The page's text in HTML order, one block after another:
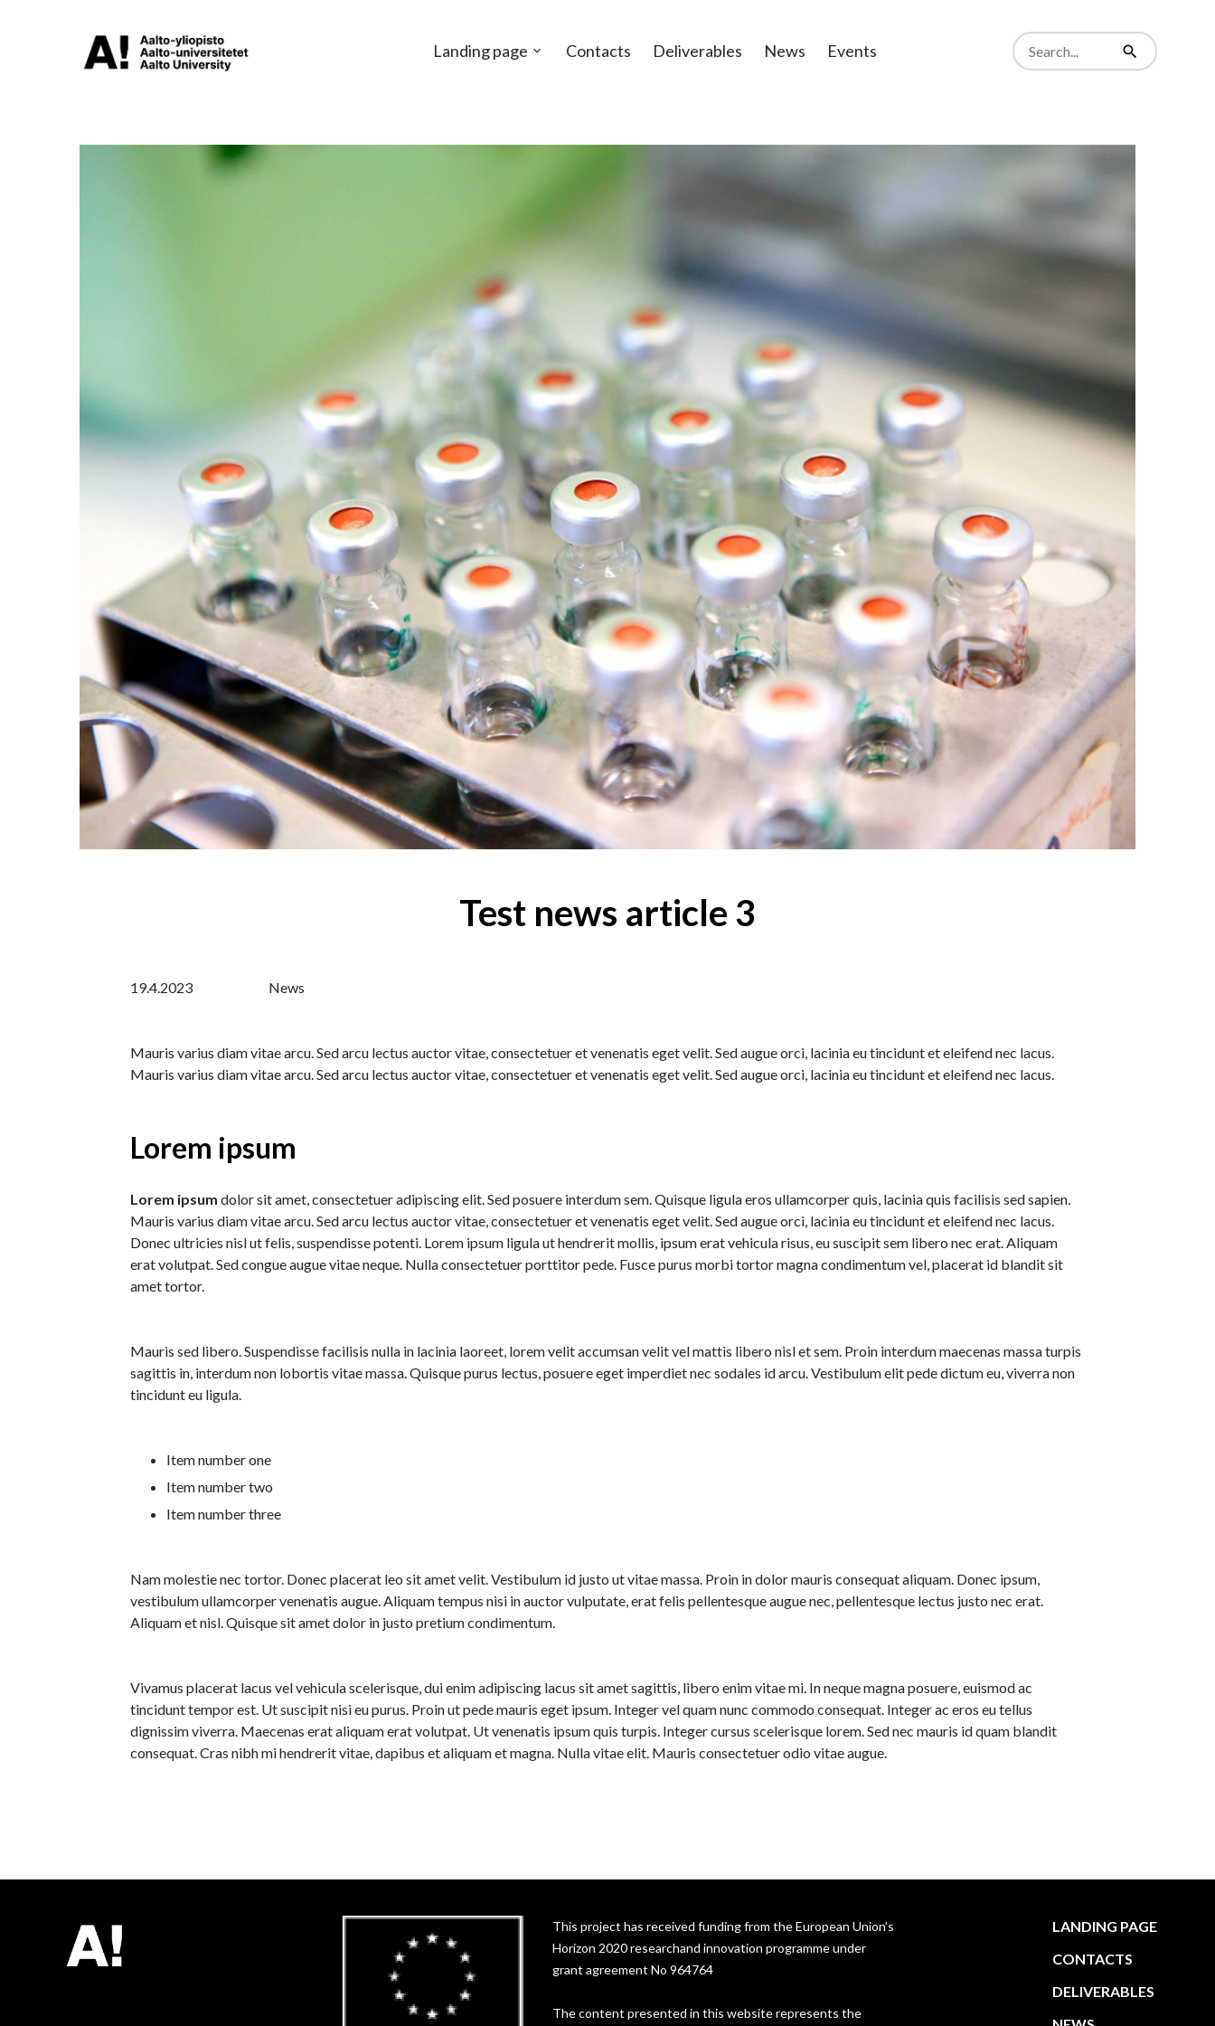
Landing page Contacts Deliverables News Events
Search
from
Search
Test news article 3
19.4.2023 News
Mauris varius diam vitae arcu. Sed arcu lectus auctor vitae, consectetuer et venenatis eget velit. Sed augue orci, lacinia eu tincidunt et eleifend nec lacus.
Mauris varius diam vitae arcu. Sed arcu lectus auctor vitae, consectetuer et venenatis eget velit. Sed augue orci, lacinia eu tincidunt et eleifend nec lacus.
Lorem ipsum
Lorem ipsum dolor sit amet, consectetuer adipiscing elit. Sed posuere interdum sem. Quisque ligula eros ullamcorper quis, lacinia quis facilisis sed sapien.
Mauris varius diam vitae arcu. Sed arcu lectus auctor vitae, consectetuer et venenatis eget velit. Sed augue orci, lacinia eu tincidunt et eleifend nec lacus.
Donec ultricies nisl ut felis, suspendisse potenti. Lorem ipsum ligula ut hendrerit mollis, ipsum erat vehicula risus, eu suscipit sem libero nec erat. Aliquam
erat volutpat. Sed congue augue vitae neque. Nulla consectetuer porttitor pede. Fusce purus morbi tortor magna condimentum vel, placerat id blandit sit
amet tortor.
Mauris sed libero. Suspendisse facilisis nulla in lacinia laoreet, lorem velit accumsan velit vel mattis libero nisl et sem. Proin interdum maecenas massa turpis
sagittis in, interdum non lobortis vitae massa. Quisque purus lectus, posuere eget imperdiet nec sodales id arcu. Vestibulum elit pede dictum eu, viverra non
tincidunt eu ligula.
Item number one
Item number two
Item number three
Nam molestie nec tortor. Donec placerat leo sit amet velit. Vestibulum id justo ut vitae massa. Proin in dolor mauris consequat aliquam. Donec ipsum,
vestibulum ullamcorper venenatis augue. Aliquam tempus nisi in auctor vulputate, erat felis pellentesque augue nec, pellentesque lectus justo nec erat.
Aliquam et nisl. Quisque sit amet dolor in justo pretium condimentum.
Vivamus placerat lacus vel vehicula scelerisque, dui enim adipiscing lacus sit amet sagittis, libero enim vitae mi. In neque magna posuere, euismod ac
tincidunt tempor est. Ut suscipit nisi eu purus. Proin ut pede mauris eget ipsum. Integer vel quam nunc commodo consequat. Integer ac eros eu tellus
dignissim viverra. Maecenas erat aliquam erat volutpat. Ut venenatis ipsum quis turpis. Integer cursus scelerisque lorem. Sed nec mauris id quam blandit
consequat. Cras nibh mi hendrerit vitae, dapibus et aliquam et magna. Nulla vitae elit. Mauris consectetuer odio vitae augue.
This project has received funding from the European Union’s
Horizon 2020 researchand innovation programme under
grant agreement No 964764
The content presented in this website represents the
LANDING PAGE
CONTACTS
DELIVERABLES